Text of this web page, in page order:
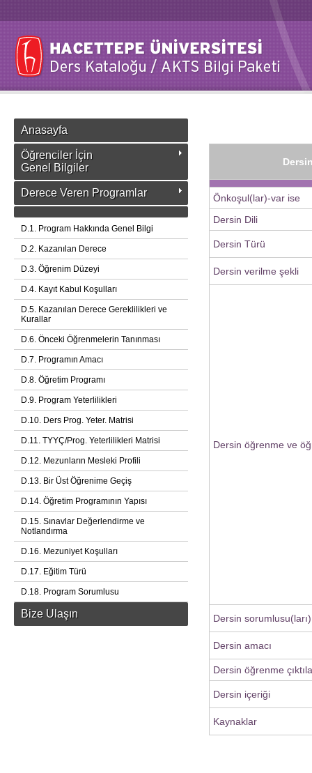
Anasayfa
Öğrenciler İçin
Genel Bilgiler
Derece Veren Programlar
D.1. Program Hakkında Genel Bilgi
D.2. Kazanılan Derece
D.3. Öğrenim Düzeyi
D.4. Kayıt Kabul Koşulları
D.5. Kazanılan Derece Gereklilikleri ve
Kurallar
D.6. Önceki Öğrenmelerin Tanınması
D.7. Programın Amacı
D.8. Öğretim Programı
D.9. Program Yeterlilikleri
D.10. Ders Prog. Yeter. Matrisi
D.11. TYYÇ/Prog. Yeterlilikleri Matrisi
D.12. Mezunların Mesleki Profili
D.13. Bir Üst Öğrenime Geçiş
D.14. Öğretim Programının Yapısı
D.15. Sınavlar Değerlendirme ve
Notlandırma
D.16. Mezuniyet Koşulları
D.17. Eğitim Türü
D.18. Program Sorumlusu
Bize Ulaşın
Önkoşul(lar)-var ise
Dersin Dili
Dersin Türü
Dersin verilme şekli
Dersin öğrenme ve
Dersin sorumlusu(ları)
Dersin amacı
Dersin öğrenme
Dersin içeriği
Kaynaklar